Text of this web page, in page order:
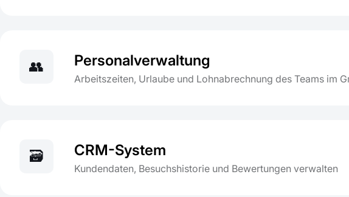
👥 Personalverwaltung
Arbeitszeiten, Urlaube und Lohnabrechnung des Teams im
🗃️ CRM-System
Kundendaten, Besuchshistorie und Bewertungen verwalten